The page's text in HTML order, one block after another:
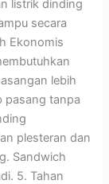
listrik dinding
secara
Ekonomis
lebih
pasang tanpa
plesteran dan
Sandwich
5. Tahan